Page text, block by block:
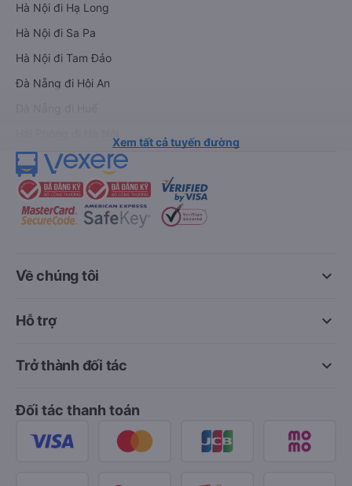
Hà Nội đi Hạ Long
Hà Nội đi Sa Pa
Hà Nội đi Tam Đảo
Đà Nẵng đi Hội An
Xem tất cả tuyến đường
keyboard_arrow_down
Về chúng tôi
keyboard_arrow_down
Hỗ trợ
keyboard_arrow_down
Trở thành đối tác
Đối tác thanh toán